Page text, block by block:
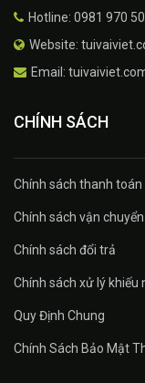
Hotline: 0981 970
Website:
Email:
CHÍNH SÁCH
Chính sách thanh toán
Chính sách vận chuyển
Chính sách đổi trả
Chính sách xử lý khiếu
Quy Định Chung
Chính Sách Bảo Mật